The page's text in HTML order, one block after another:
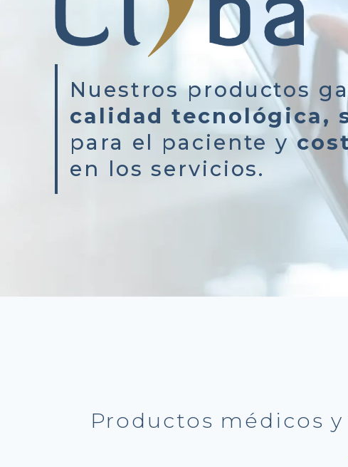
Nuestros productos
calidad tecnológica,
para el paciente y
en los servicios.
Productos médicos